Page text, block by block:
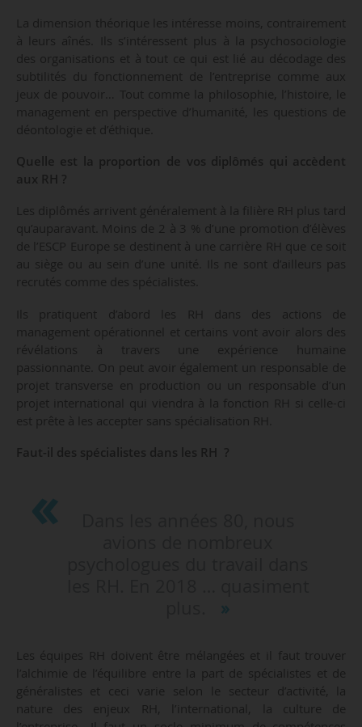
La dimension théorique les intéresse moins, contrairement
à leurs aînés. Ils s’intéressent plus à la psychosociologie
des organisations et à tout ce qui est lié au décodage des
subtilités du fonctionnement de l’entreprise comme aux
jeux de pouvoir… Tout comme la philosophie, l’histoire, le
management en perspective d’humanité, les questions de
déontologie et d’éthique.
Quelle est la proportion de vos diplômés qui accèdent
aux RH ?
Les diplômés arrivent généralement à la filière RH plus tard
qu’auparavant. Moins de 2 à 3 % d’une promotion d’élèves
de l’ESCP Europe se destinent à une carrière RH que ce soit
au siège ou au sein d’une unité. Ils ne sont d’ailleurs pas
recrutés comme des spécialistes.
Ils pratiquent d’abord les RH dans des actions de
management opérationnel et certains vont avoir alors des
révélations à travers une expérience humaine
passionnante. On peut avoir également un responsable de
projet transverse en production ou un responsable d’un
projet international qui viendra à la fonction RH si celle-ci
est prête à les accepter sans spécialisation RH.
Faut-il des spécialistes dans les RH ?
Les équipes RH doivent être mélangées et il faut trouver
l’alchimie de l’équilibre entre la part de spécialistes et de
généralistes et ceci varie selon le secteur d’activité, la
nature des enjeux RH, l’international, la culture de